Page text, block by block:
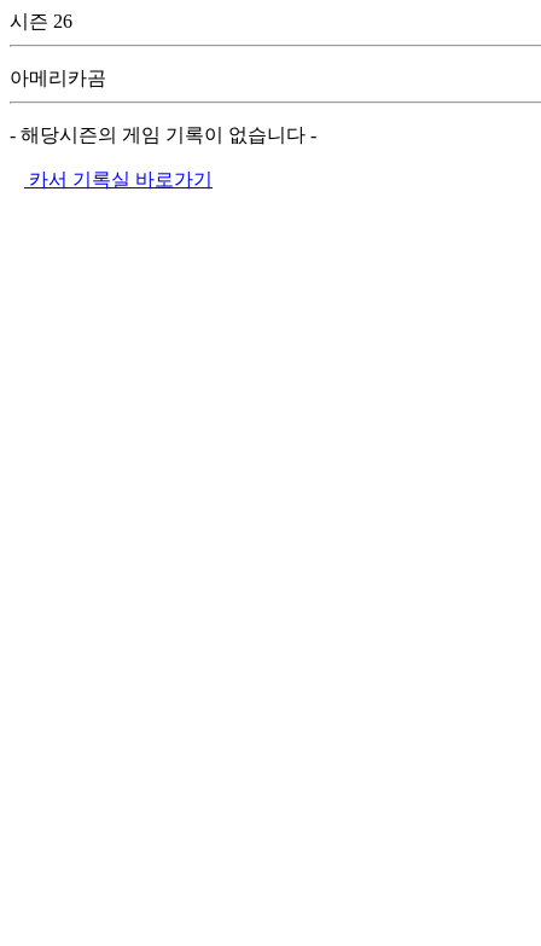
시즌 26
아메리카곰
- 해당시즌의 게임 기록이 없습니다 -
카서 기록실 바로가기